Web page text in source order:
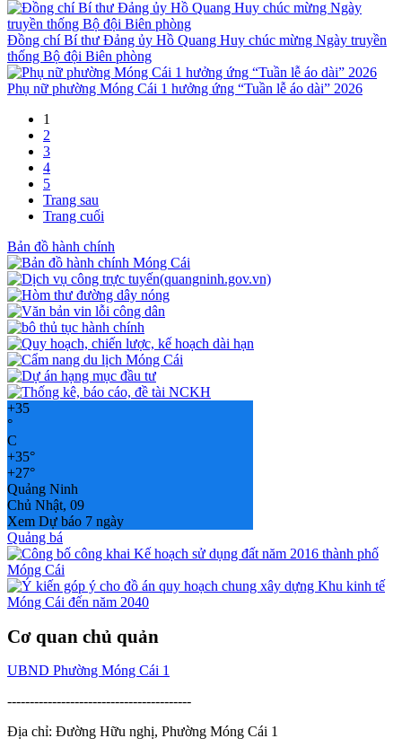
Đồng chí Bí thư Đảng ủy Hồ Quang Huy chúc mừng Ngày truyền
thống Bộ đội Biên phòng
Phụ nữ phường Móng Cái 1 hưởng ứng “Tuần lễ áo dài” 2026
1
2
3
4
5
Trang sau
Trang cuối
Bản đồ hành chính
+35
°
C
+35°
+27°
Quảng Ninh
Chủ Nhật, 09
Xem Dự báo 7 ngày
Quảng bá
Cơ quan chủ quản
UBND Phường Móng Cái 1
-----------------------------------------
Địa chỉ: Đường Hữu nghị, Phường Móng Cái 1